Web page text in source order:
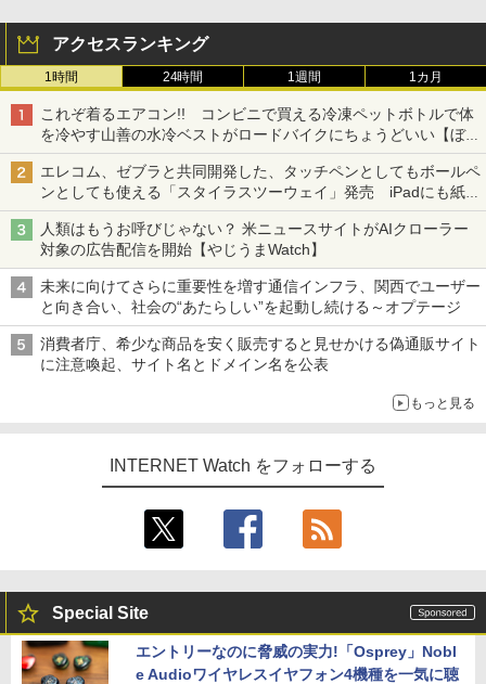
アクセスランキング
1時間 24時間 1週間 1カ月
これぞ着るエアコン!! コンビニで買える冷凍ペットボトルで体
を冷やす山善の水冷ベストがロードバイクにちょうどいい【ぼっ
ち・ざ・ろーど！その14】【空いた時間でなにしてる？】
エレコム、ゼブラと共同開発した、タッチペンとしてもボールペ
ンとしても使える「スタイラスツーウェイ」発売 iPadにも紙に
も、持ち替えずに書き込める
人類はもうお呼びじゃない？ 米ニュースサイトがAIクローラー
対象の広告配信を開始【やじうまWatch】
未来に向けてさらに重要性を増す通信インフラ、関西でユーザー
と向き合い、社会の“あたらしい”を起動し続ける～オプテージ
消費者庁、希少な商品を安く販売すると見せかける偽通販サイト
に注意喚起、サイト名とドメイン名を公表
もっと見る
INTERNET Watch をフォローする
Special Site
エントリーなのに脅威の実力!「Osprey」Nobl
e Audioワイヤレスイヤフォン4機種を一気に聴